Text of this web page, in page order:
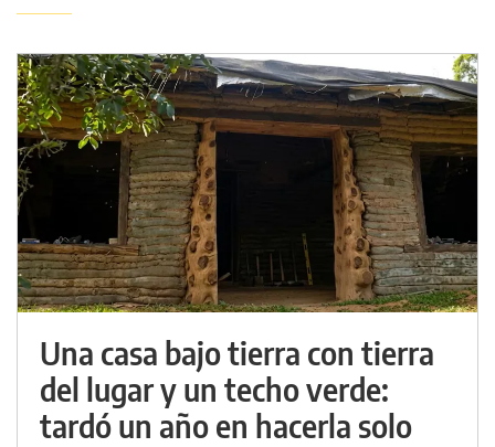
Una casa bajo tierra con tierra
del lugar y un techo verde:
tardó un año en hacerla solo